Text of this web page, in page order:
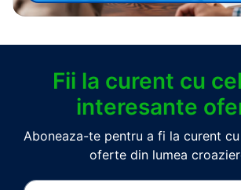
Fii la curent cu
interesante
Aboneaza-te pentru a fi la curent
oferte din lumea